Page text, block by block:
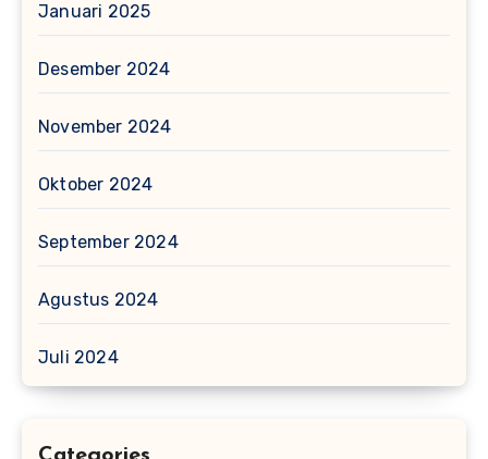
Januari 2025
Desember 2024
November 2024
Oktober 2024
September 2024
Agustus 2024
Juli 2024